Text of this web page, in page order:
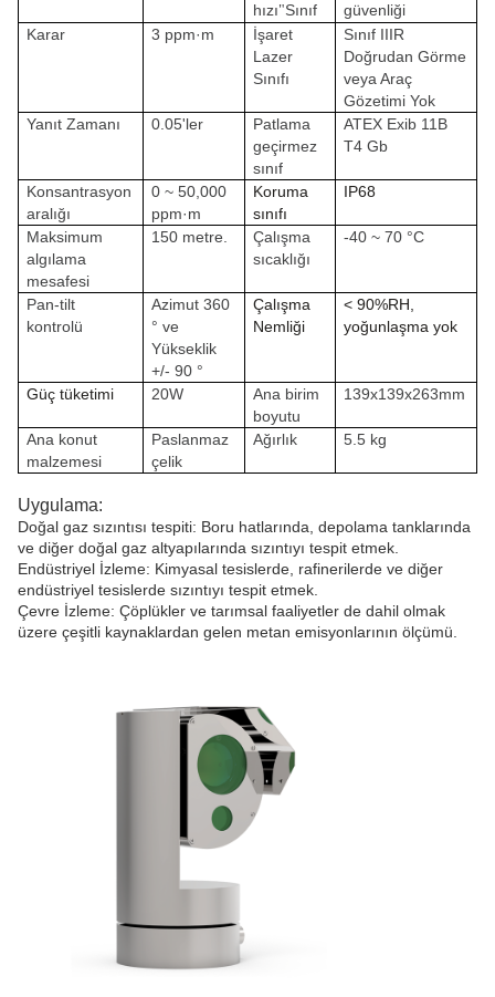
hızı"Sınıf
güvenliği
Karar
3 ppm·m
İşaret
Lazer
Sınıfı
Sınıf IIIR
Doğrudan Görme
veya Araç
Gözetimi Yok
Yanıt Zamanı
0.05'ler
Patlama
geçirmez
sınıf
ATEX Exib 11B
T4 Gb
Konsantrasyon
aralığı
0 ~ 50,000
ppm·m
Koruma
sınıfı
IP68
Maksimum
algılama
mesafesi
150 metre.
Çalışma
sıcaklığı
-40 ~ 70 °C
Pan-tilt
kontrolü
Azimut 360
° ve
Yükseklik
+/- 90 °
Çalışma
Nemliği
< 90%RH,
yoğunlaşma yok
Güç tüketimi 20W
Ana birim
boyutu
139x139x263mm
Ana konut
malzemesi
Paslanmaz
çelik
Ağırlık 5.5 kg
Uygulama:
Doğal gaz sızıntısı tespiti: Boru hatlarında, depolama tanklarında
ve diğer doğal gaz altyapılarında sızıntıyı tespit etmek.
Endüstriyel İzleme: Kimyasal tesislerde, rafinerilerde ve diğer
endüstriyel tesislerde sızıntıyı tespit etmek.
Çevre İzleme: Çöplükler ve tarımsal faaliyetler de dahil olmak
üzere çeşitli kaynaklardan gelen metan emisyonlarının ölçümü.